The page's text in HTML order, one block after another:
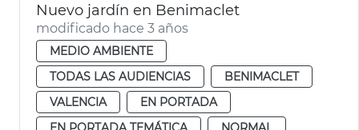
Nuevo jardín en Benimaclet
modificado hace 3 años
MEDIO AMBIENTE
TODAS LAS AUDIENCIAS
BENIMACLET
VALENCIA
EN PORTADA